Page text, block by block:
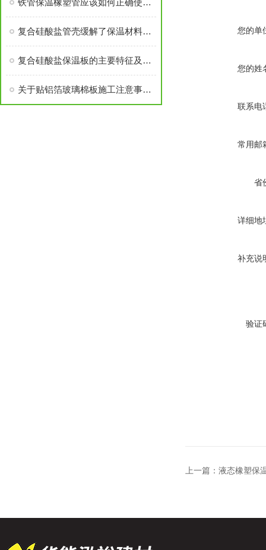
铁管保温橡塑管应该如何正确使用呢？
复合硅酸盐管壳缓解了保温材料的易破损现象
复合硅酸盐保温板的主要特征及一般性质解析
关于贴铝箔玻璃棉板施工注意事项，快来了解下
您的单
您的姓
联系电
常用邮
省
详细地
补充说
验证
上一篇： 液态橡塑保